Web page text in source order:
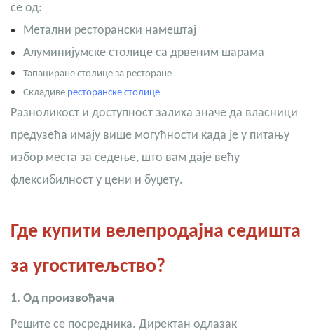
се од:
Метални ресторански намештај
Алуминијумске столице са дрвеним шарама
Тапациране столице за ресторане
Складиве ресторанске столице
Разноликост и доступност залиха значе да власници
предузећа имају више могућности када је у питању
избор места за седење, што вам даје већу
флексибилност у цени и буџету.
Где купити велепродајна седишта
за угоститељство?
1. Од произвођача
Решите се посредника. Директан одлазак